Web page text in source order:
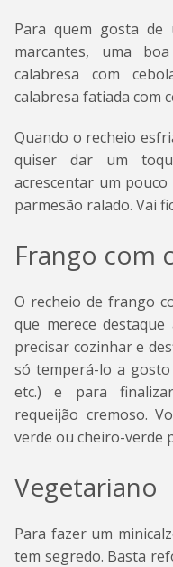
Para quem gosta de
marcantes, uma
calabresa com
calabresa fatiada com
Quando o recheio
quiser dar um
acrescentar um
parmesão ralado. Vai
Frango com
O recheio de frango
que merece
precisar cozinhar e
só temperá-lo a gosto
etc.) e para
requeijão cremoso.
verde ou cheiro-verde
Vegetariano
Para fazer um
tem segredo. Basta